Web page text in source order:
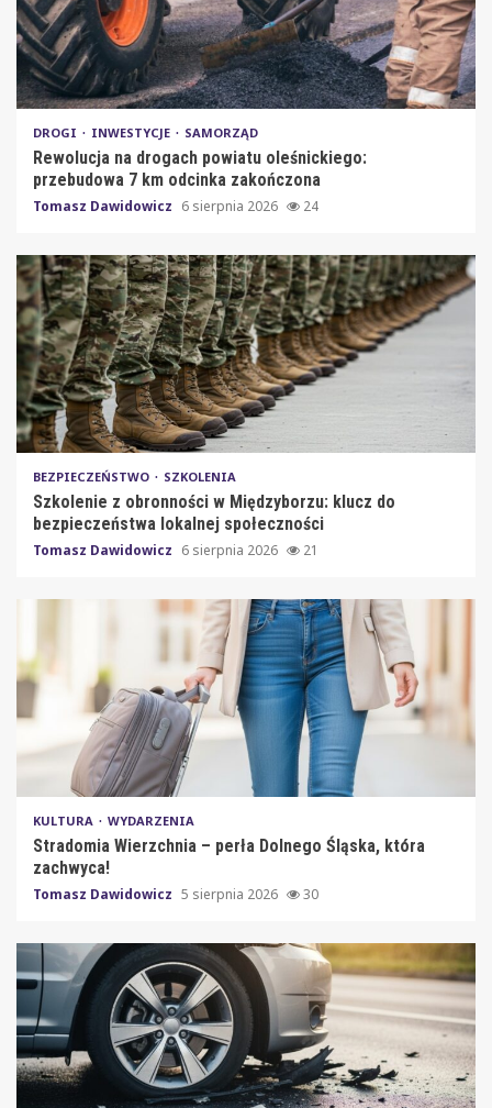
DROGI INWESTYCJE SAMORZĄD
Rewolucja na drogach powiatu oleśnickiego:
przebudowa 7 km odcinka zakończona
Tomasz Dawidowicz 6 sierpnia 2026 24
BEZPIECZEŃSTWO SZKOLENIA
Szkolenie z obronności w Międzyborzu: klucz do
bezpieczeństwa lokalnej społeczności
Tomasz Dawidowicz 6 sierpnia 2026 21
KULTURA WYDARZENIA
Stradomia Wierzchnia – perła Dolnego Śląska, która
zachwyca!
Tomasz Dawidowicz 5 sierpnia 2026 30